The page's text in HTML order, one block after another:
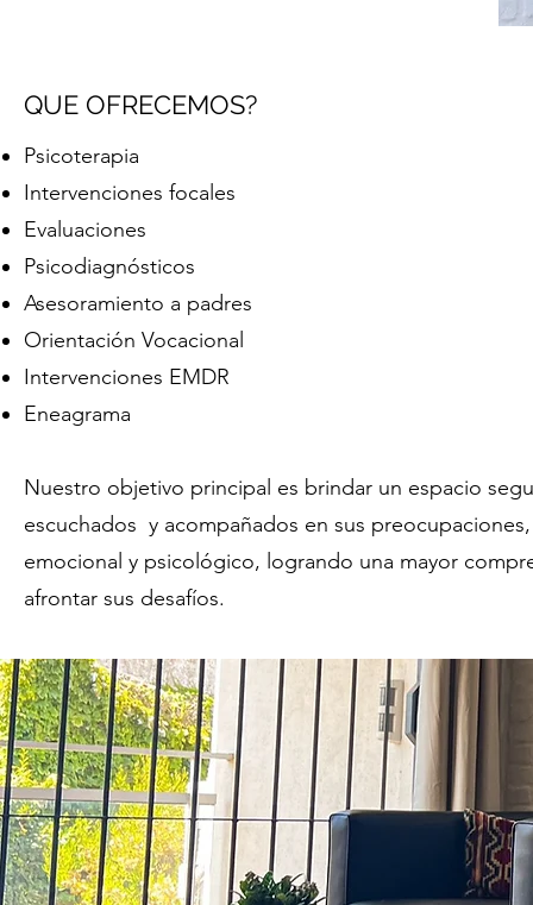
QUE OFRECEMOS?
Psicoterapia
Intervenciones focales
Evaluaciones
Psicodiagnósticos
Asesoramiento a padres
Orientación Vocacional
Intervenciones EMDR
Eneagrama
Nuestro objetivo principal es brindar un espacio
escuchados y acompañados en sus
emocional y psicológico, logrando una mayor
afrontar sus desafíos.